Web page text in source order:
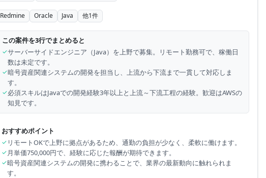
Redmine Oracle Java 他1件
この案件を3行でまとめると
✓サーバーサイドエンジニア（Java）を上野で募集。リモート勤務可で、稼働日
数は未定です。
✓暗号資産関連システムの開発を担当し、上流から下流まで一貫して対応しま
す。
✓必須スキルはJavaでの開発経験3年以上と上流～下流工程の経験。歓迎はAWSの
知見です。
おすすめポイント
✓ リモートOKで上野に拠点があるため、通勤の負担が少なく、柔軟に働けます。
✓ 月単価750,000円で、経験に応じた報酬が期待できます。
✓暗号資産関連システムの開発に携わることで、業界の最新動向に触れられま
す。